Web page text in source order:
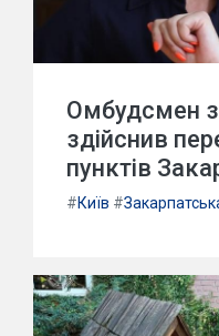
Омбудсмен
здійснив
пунктів
#Київ #